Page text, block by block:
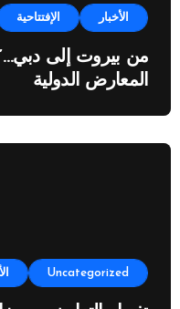
الأخبار الإفتتاحية
المعارض الدولية
Uncategorized